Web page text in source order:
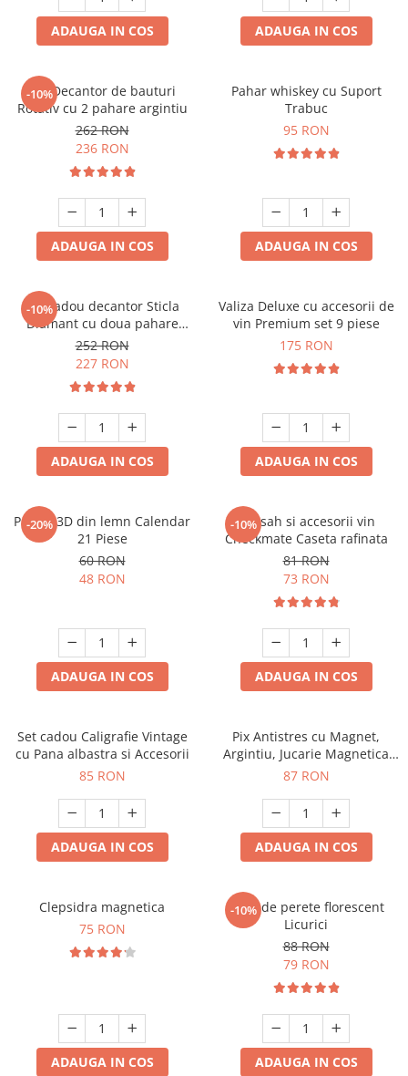
ADAUGA IN COS ADAUGA IN COS
-10%
Set Decantor de bauturi
Rotativ cu 2 pahare argintiu
262 RON
236 RON
ADAUGA IN COS
Pahar whiskey cu Suport
Trabuc
95 RON
ADAUGA IN COS
-10%
Set cadou decantor Sticla
Diamant cu doua pahare
Deluxe
252 RON
227 RON
ADAUGA IN COS
Valiza Deluxe cu accesorii de
vin Premium set 9 piese
175 RON
ADAUGA IN COS
-20%
Puzzle 3D din lemn Calendar
21 Piese
60 RON
48 RON
ADAUGA IN COS
-10%
Set sah si accesorii vin
Checkmate Caseta rafinata
81 RON
73 RON
ADAUGA IN COS
Set cadou Caligrafie Vintage
cu Pana albastra si Accesorii
85 RON
ADAUGA IN COS
Pix Antistres cu Magnet,
Argintiu, Jucarie Magnetica
pentru Birou
87 RON
ADAUGA IN COS
Clepsidra magnetica
75 RON
ADAUGA IN COS
-10%
Ceas de perete florescent
Licurici
88 RON
79 RON
ADAUGA IN COS